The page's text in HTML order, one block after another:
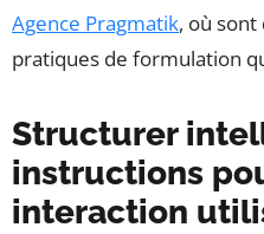
Agence Pragmatik, où
pratiques de formulation
Structurer
instructions
interaction